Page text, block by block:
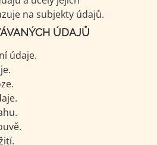
na subjekty údajů.
ÚDAJŮ
údaje.